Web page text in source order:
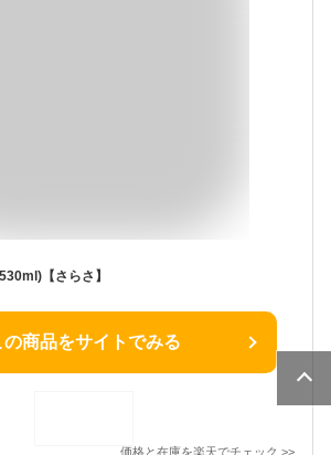
【さらさ】
の商品をサイトでみる
価格と在庫を楽天でチェック >>